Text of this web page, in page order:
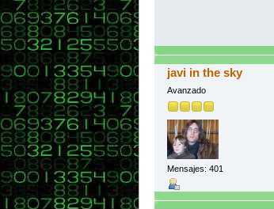
javi in the sky
Avanzado
Mensajes: 401